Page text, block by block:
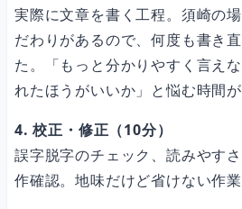
実際に文章を書く工程。須崎の
だわりがあるので、何度も書き
た。「もっと分かりやすく言え
れたほうがいいか」と悩む時間が
4. 校正・修正（10分）
誤字脱字のチェック、読みやす
作確認。地味だけど省けない作業